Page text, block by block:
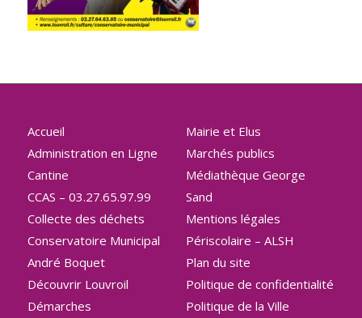
Accueil
Administration en Ligne
Cantine
CCAS – 03.27.65.97.99
Collecte des déchets
Conservatoire Municipal
André Boquet
Découvrir Louvroil
Démarches
Mairie et Elus
Marchés publics
Médiathèque George
Sand
Mentions légales
Périscolaire – ALSH
Plan du site
Politique de confidentialité
Politique de la Ville